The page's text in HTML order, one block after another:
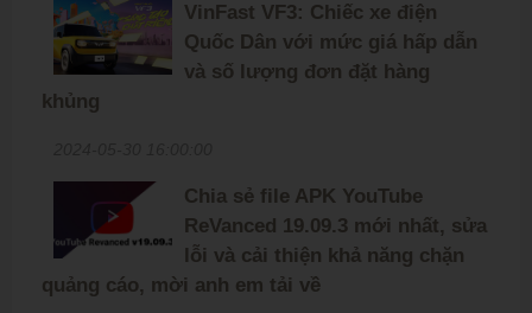
VinFast VF3: Chiếc xe điện
Quốc Dân với mức giá hấp dẫn
và số lượng đơn đặt hàng
khủng
Chia sẻ file APK YouTube
ReVanced 19.09.3 mới nhất, sửa
lỗi và cải thiện khả năng chặn
quảng cáo, mời anh em tải về